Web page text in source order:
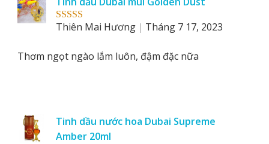
by
Rated5 out
Thiên Mai Hương
Tháng 7 17, 2023
Thơm ngọt ngào lắm luôn, đậm đặc nữa
Tinh dầu nước hoa Dubai Supreme
Amber 20ml